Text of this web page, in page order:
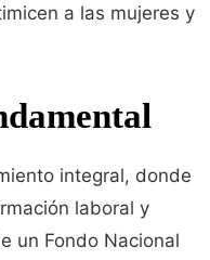
a las mujeres y
integral, donde
laboral y
un Fondo Nacional